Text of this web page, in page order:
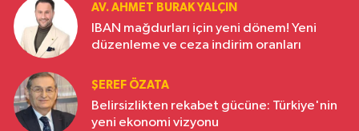
AV. AHMET BURAK YALÇIN
IBAN mağdurları için yeni dönem! Yeni
düzenleme ve ceza indirim oranları
ŞEREF ÖZATA
Belirsizlikten rekabet gücüne: Türkiye'nin
yeni ekonomi vizyonu